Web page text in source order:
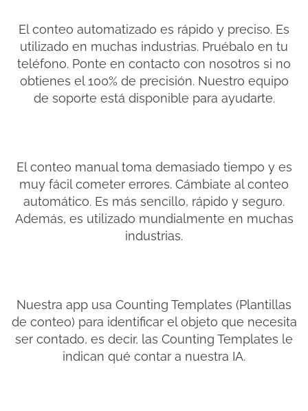
El conteo automatizado es rápido y preciso. Es
utilizado en muchas industrias. Pruébalo en tu
teléfono. Ponte en contacto con nosotros si no
obtienes el 100% de precisión. Nuestro equipo
de soporte está disponible para ayudarte.
El conteo manual toma demasiado tiempo y es
muy fácil cometer errores. Cámbiate al conteo
automático. Es más sencillo, rápido y seguro.
Además, es utilizado mundialmente en muchas
industrias.
Nuestra app usa Counting Templates (Plantillas
de conteo) para identificar el objeto que necesita
ser contado, es decir, las Counting Templates le
indican qué contar a nuestra IA.